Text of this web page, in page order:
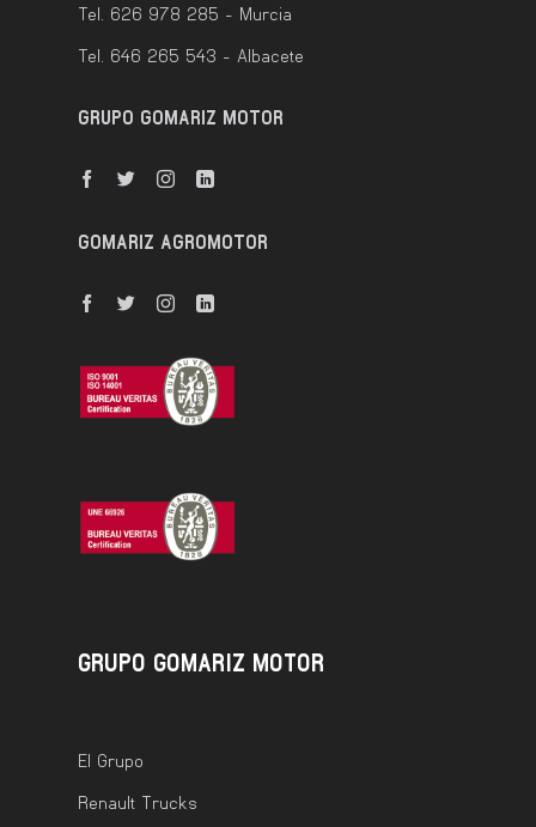
Tel. 626 978 285 - Murcia
Tel. 646 265 543 - Albacete
GRUPO GOMARIZ MOTOR
GOMARIZ AGROMOTOR
GRUPO GOMARIZ MOTOR
El Grupo
Renault Trucks